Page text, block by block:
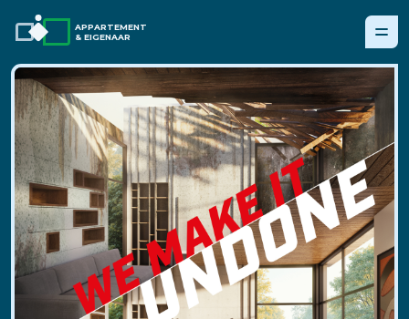
APPARTEMENT
& EIGENAAR